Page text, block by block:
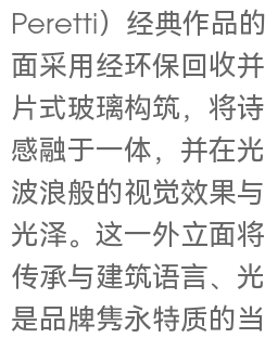
Peretti）经典作品
面采用经环保回收
片式玻璃构筑，将
感融于一体，并在
波浪般的视觉效果
光泽。这一外立面
传承与建筑语言、
是品牌隽永特质的当